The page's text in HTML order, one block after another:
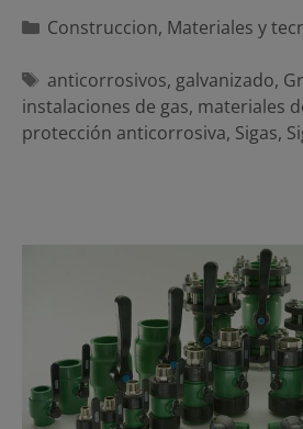
Categorías
Construccion, Materiales y
Etiquetas
anticorrosivos, galvanizado,
instalaciones de gas, materiales
protección anticorrosiva, Sigas,